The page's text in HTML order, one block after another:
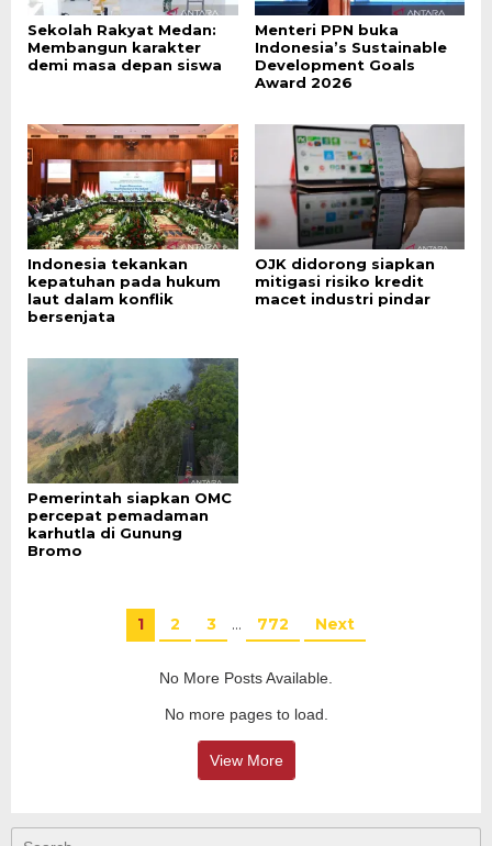
Sekolah Rakyat Medan:
Membangun karakter
demi masa depan siswa
Menteri PPN buka
Indonesia’s Sustainable
Development Goals
Award 2026
Indonesia tekankan
kepatuhan pada hukum
laut dalam konflik
bersenjata
OJK didorong siapkan
mitigasi risiko kredit
macet industri pindar
Pemerintah siapkan OMC
percepat pemadaman
karhutla di Gunung
Bromo
1 2 3 … 772 Next
No More Posts Available.
No more pages to load.
View More